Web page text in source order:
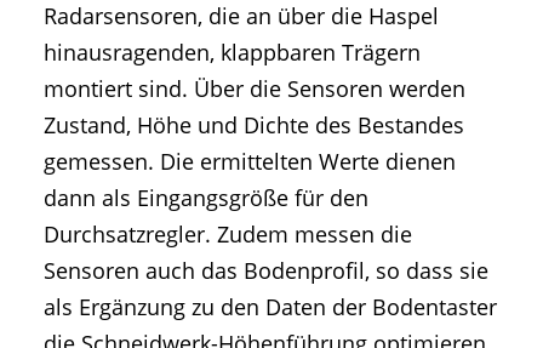
Radarsensoren, die an über die Haspel
hinausragenden, klappbaren Trägern
montiert sind. Über die Sensoren werden
Zustand, Höhe und Dichte des Bestandes
gemessen. Die ermittelten Werte dienen
dann als Eingangsgröße für den
Durchsatzregler. Zudem messen die
Sensoren auch das Bodenprofil, so dass sie
als Ergänzung zu den Daten der Bodentaster